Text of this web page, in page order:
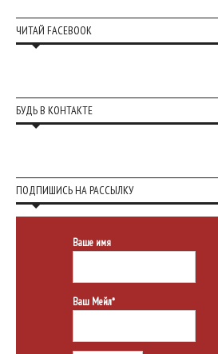
ЧИТАЙ FACEBOOK
БУДЬ В КОНТАКТЕ
ПОДПИШИСЬ НА РАССЫЛКУ
Ваше имя
Ваш Мейл*